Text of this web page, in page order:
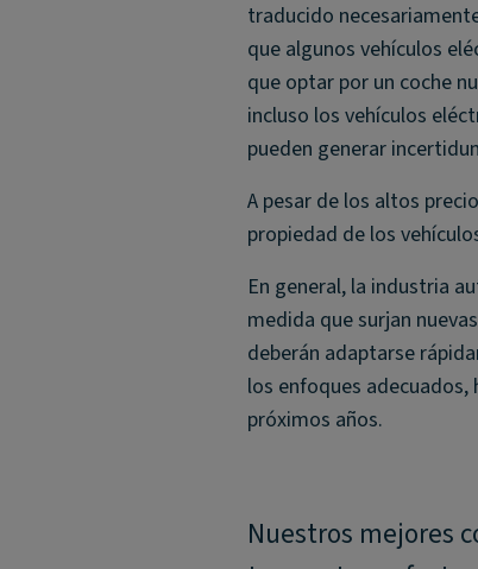
traducido
que algunos vehículos
que optar por un coche
incluso los vehículos
pueden generar
A pesar de los altos
propiedad de los
En general, la industria
medida que surjan
deberán adaptarse
los enfoques
próximos años.
Nuestros mejores